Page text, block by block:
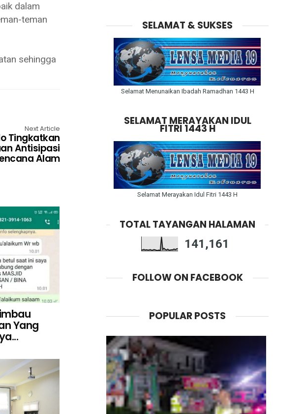
dalam
teman
sehingga
Next Article
Tingkatkan
Antisipasi
Alam
Yang
SELAMAT & SUKSES
Selamat Menunaikan Ibadah Ramadhan 1443 H
SELAMAT MERAYAKAN IDUL
FITRI 1443 H
Selamat Merayakan Idul Fitri 1443 H
TOTAL TAYANGAN HALAMAN
141,161
FOLLOW ON FACEBOOK
POPULAR POSTS